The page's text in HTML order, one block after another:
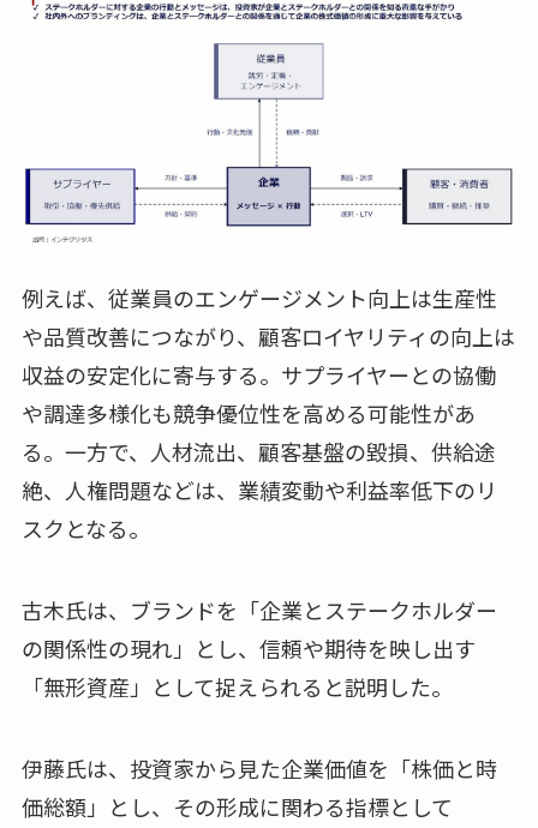
例えば、従業員のエンゲージメント向上は生産性
や品質改善につながり、顧客ロイヤリティの向上は
収益の安定化に寄与する。サプライヤーとの協働
や調達多様化も競争優位性を高める可能性があ
る。一方で、人材流出、顧客基盤の毀損、供給途
絶、人権問題などは、業績変動や利益率低下のリ
スクとなる。
古木氏は、ブランドを「企業とステークホルダー
の関係性の現れ」とし、信頼や期待を映し出す
「無形資産」として捉えられると説明した。
伊藤氏は、投資家から見た企業価値を「株価と時
価総額」とし、その形成に関わる指標として